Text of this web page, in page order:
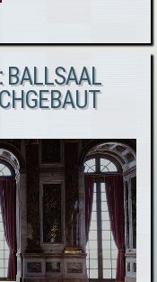
BALLSAAL